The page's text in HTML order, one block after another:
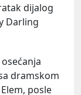
dijalog
Darling
dramskom
posle